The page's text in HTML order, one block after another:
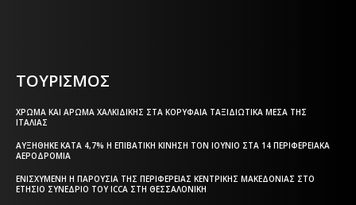
ΤΟΥΡΙΣΜΟΣ
ΧΡΏΜΑ ΚΑΙ ΆΡΩΜΑ ΧΑΛΚΙΔΙΚΉΣ ΣΤΑ ΚΟΡΥΦΑΊΑ ΤΑΞΙΔΙΩΤΙΚΆ ΜΈΣΑ ΤΗΣ
ΙΤΑΛΊΑΣ
ΑΥΞΉΘΗΚΕ ΚΑΤΆ 4,7% Η ΕΠΙΒΑΤΙΚΉ ΚΊΝΗΣΗ ΤΟΝ ΙΟΎΝΙΟ ΣΤΑ 14 ΠΕΡΙΦΕΡΕΙΑΚΆ
ΑΕΡΟΔΡΌΜΙΑ
ΕΝΙΣΧΥΜΈΝΗ Η ΠΑΡΟΥΣΊΑ ΤΗΣ ΠΕΡΙΦΈΡΕΙΑΣ ΚΕΝΤΡΙΚΉΣ ΜΑΚΕΔΟΝΊΑΣ ΣΤΟ
ΕΤΉΣΙΟ ΣΥΝΈΔΡΙΟ ΤΟΥ ICCA ΣΤΗ ΘΕΣΣΑΛΟΝΊΚΗ